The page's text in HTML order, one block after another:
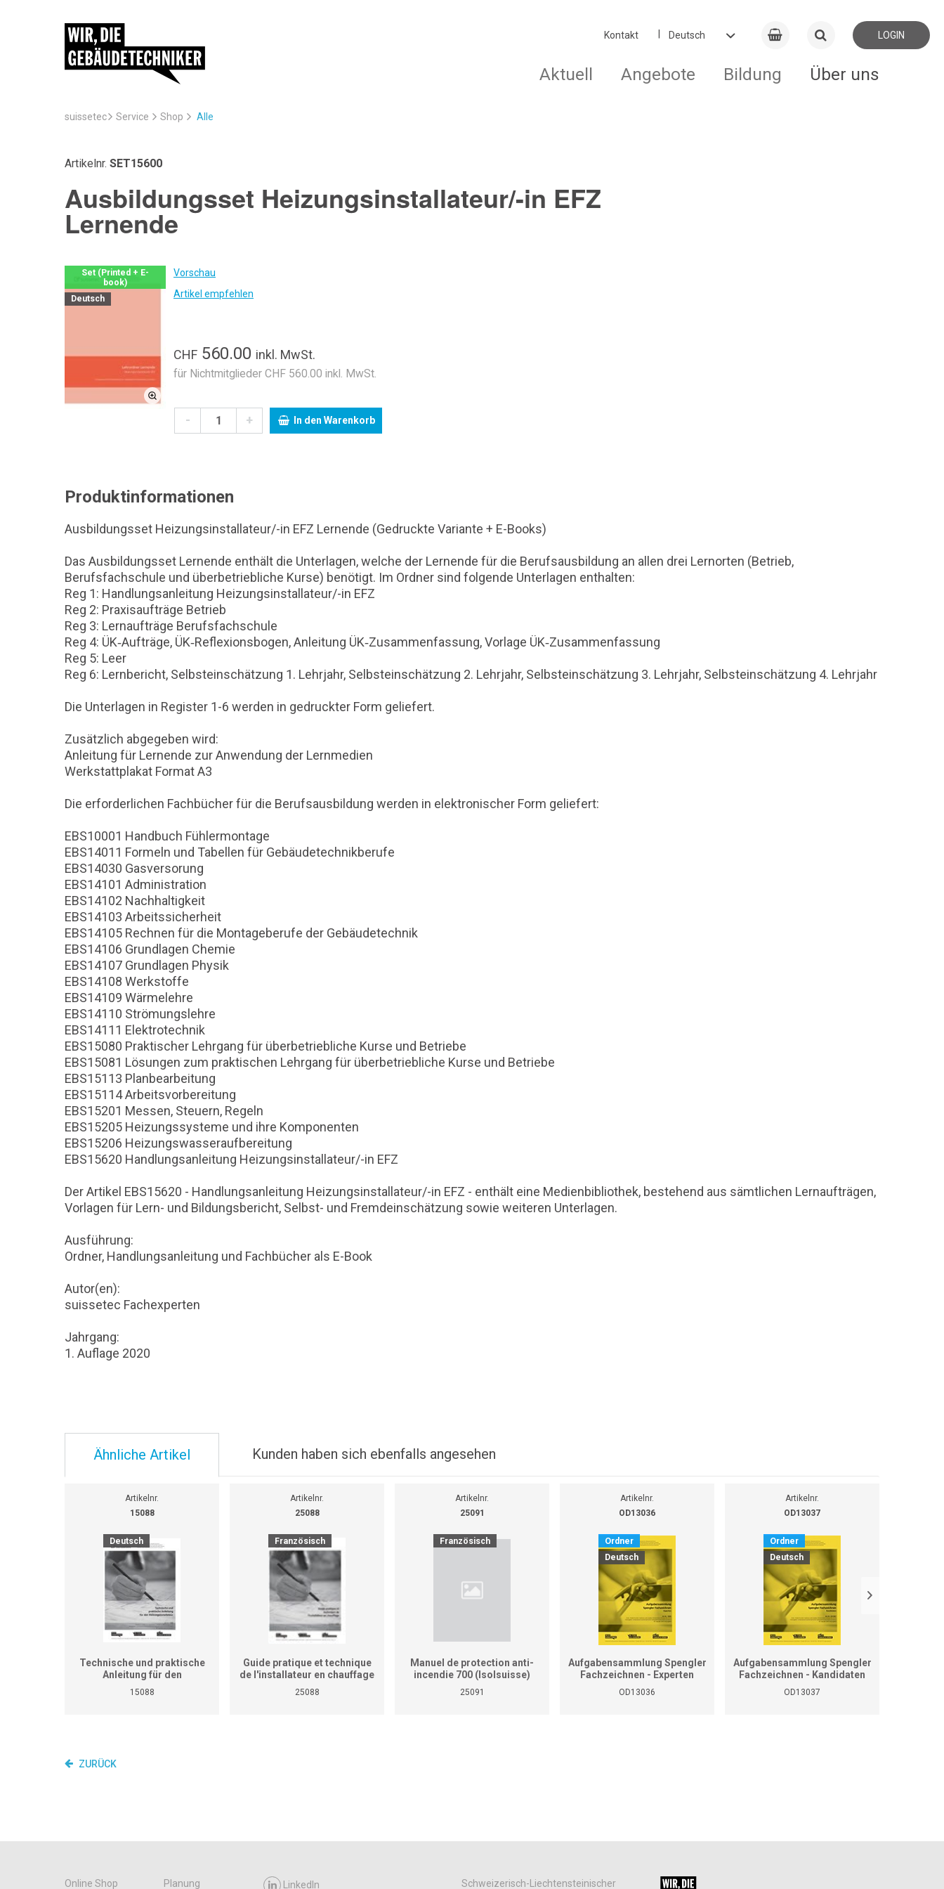
Kontakt LOGIN
Aktuell Angebote Bildung Über uns
suissetec Service Shop Alle
Artikelnr. SET15600
Ausbildungsset Heizungsinstallateur/-in EFZ
Lernende
Set (Printed + E-
book)
Deutsch
Vorschau
Artikel empfehlen
CHF 560.00 inkl. MwSt.
für Nichtmitglieder CHF 560.00 inkl. MwSt.
- + In den Warenkorb
Produktinformationen
Ausbildungsset Heizungsinstallateur/-in EFZ Lernende (Gedruckte Variante + E-Books)
Das Ausbildungsset Lernende enthält die Unterlagen, welche der Lernende für die Berufsausbildung an allen drei Lernorten (Betrieb,
Berufsfachschule und überbetriebliche Kurse) benötigt. Im Ordner sind folgende Unterlagen enthalten:
Reg 1: Handlungsanleitung Heizungsinstallateur/-in EFZ
Reg 2: Praxisaufträge Betrieb
Reg 3: Lernaufträge Berufsfachschule
Reg 4: ÜK‐Aufträge, ÜK‐Reflexionsbogen, Anleitung ÜK‐Zusammenfassung, Vorlage ÜK‐Zusammenfassung
Reg 5: Leer
Reg 6: Lernbericht, Selbsteinschätzung 1. Lehrjahr, Selbsteinschätzung 2. Lehrjahr, Selbsteinschätzung 3. Lehrjahr, Selbsteinschätzung 4. Lehrjahr
Die Unterlagen in Register 1-6 werden in gedruckter Form geliefert.
Zusätzlich abgegeben wird:
Anleitung für Lernende zur Anwendung der Lernmedien
Werkstattplakat Format A3
Die erforderlichen Fachbücher für die Berufsausbildung werden in elektronischer Form geliefert:
EBS10001 Handbuch Fühlermontage
EBS14011 Formeln und Tabellen für Gebäudetechnikberufe
EBS14030 Gasversorung
EBS14101 Administration
EBS14102 Nachhaltigkeit
EBS14103 Arbeitssicherheit
EBS14105 Rechnen für die Montageberufe der Gebäudetechnik
EBS14106 Grundlagen Chemie
EBS14107 Grundlagen Physik
EBS14108 Werkstoffe
EBS14109 Wärmelehre
EBS14110 Strömungslehre
EBS14111 Elektrotechnik
EBS15080 Praktischer Lehrgang für überbetriebliche Kurse und Betriebe
EBS15081 Lösungen zum praktischen Lehrgang für überbetriebliche Kurse und Betriebe
EBS15113 Planbearbeitung
EBS15114 Arbeitsvorbereitung
EBS15201 Messen, Steuern, Regeln
EBS15205 Heizungssysteme und ihre Komponenten
EBS15206 Heizungswasseraufbereitung
EBS15620 Handlungsanleitung Heizungsinstallateur/-in EFZ
Der Artikel EBS15620 - Handlungsanleitung Heizungsinstallateur/-in EFZ - enthält eine Medienbibliothek, bestehend aus sämtlichen Lernaufträgen,
Vorlagen für Lern- und Bildungsbericht, Selbst- und Fremdeinschätzung sowie weiteren Unterlagen.
Ausführung:
Ordner, Handlungsanleitung und Fachbücher als E-Book
Autor(en):
suissetec Fachexperten
Jahrgang:
1. Auflage 2020
Ähnliche Artikel Kunden haben sich ebenfalls angesehen
Artikelnr.
15088
Deutsch
Technische und praktische
Anleitung für den
Heizungsinstallateur (ersetzt
nicht den praktischen
15088
Artikelnr.
25088
Französisch
Guide pratique et technique
de l'installateur en chauffage
(Ne remplace pas le manuel
de travaux pratiques pour
25088
Artikelnr.
25091
Französisch
Manuel de protection anti-
incendie 700 (Isolsuisse)
25091
Artikelnr.
OD13036
Ordner
Deutsch
Aufgabensammlung Spengler
Fachzeichnen - Experten
OD13036
Artikelnr.
OD13037
Ordner
Deutsch
Aufgabensammlung Spengler
Fachzeichnen - Kandidaten
OD13037
ZURÜCK
Online Shop Planung LinkedIn Schweizerisch-Liechtensteinischer